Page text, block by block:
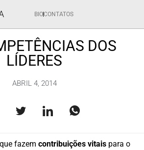
BIOCONTATOS
DOS
LÍDERES
ABRIL 4, 2014
fazem contribuições vitais para o